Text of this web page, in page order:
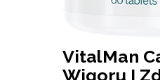
VitalMan
Wigoru I